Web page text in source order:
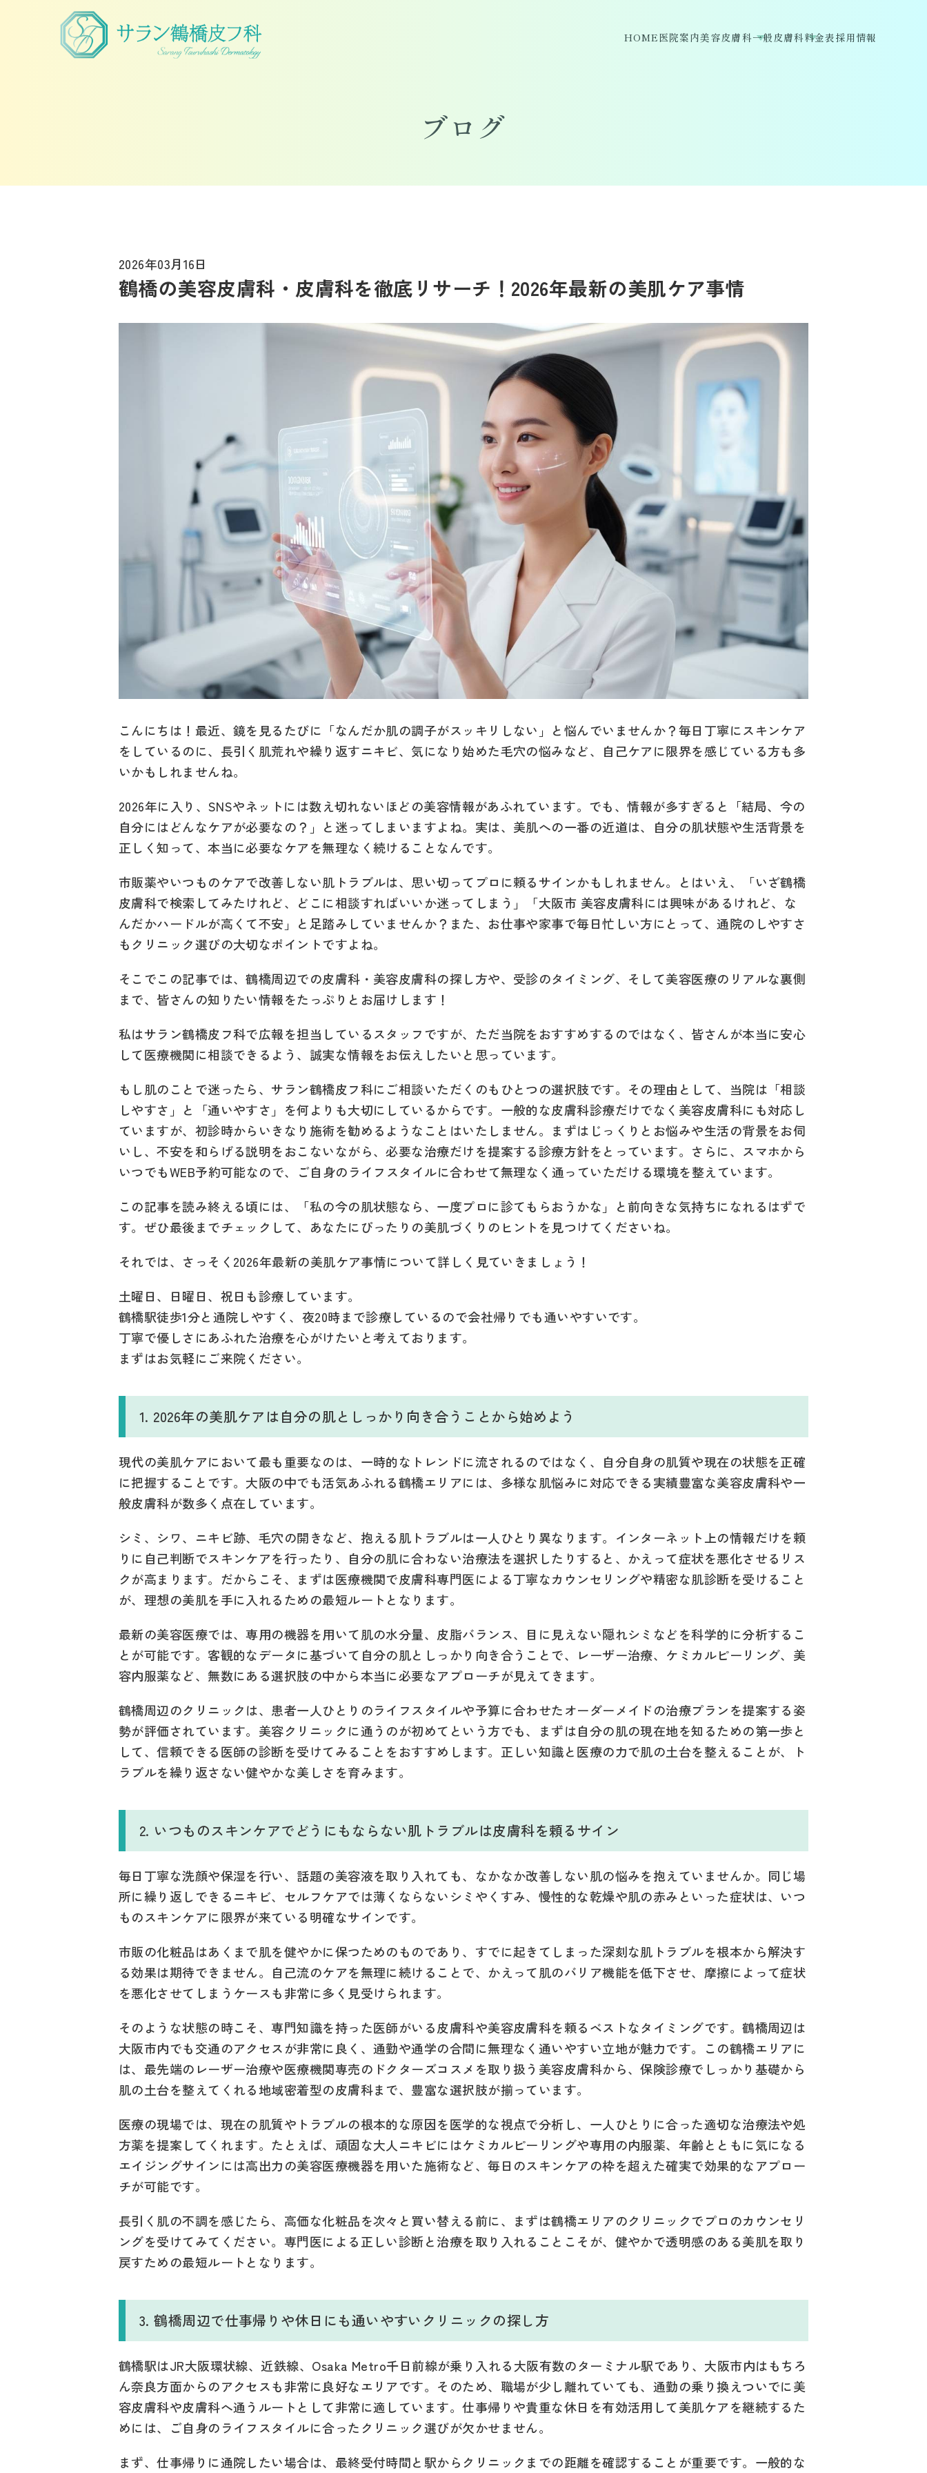
HOME医院案内美容皮膚科一般皮膚科料金表採用情報
ブログ
2026年03月16日
鶴橋の美容皮膚科・皮膚科を徹底リサーチ！2026年最新の美肌ケア事情
こんにちは！最近、鏡を見るたびに「なんだか肌の調子がスッキリしない」と悩んでいませんか？毎日丁寧にスキンケア
をしているのに、長引く肌荒れや繰り返すニキビ、気になり始めた毛穴の悩みなど、自己ケアに限界を感じている方も多
いかもしれませんね。
2026年に入り、SNSやネットには数え切れないほどの美容情報があふれています。でも、情報が多すぎると「結局、今の
自分にはどんなケアが必要なの？」と迷ってしまいますよね。実は、美肌への一番の近道は、自分の肌状態や生活背景を
正しく知って、本当に必要なケアを無理なく続けることなんです。
市販薬やいつものケアで改善しない肌トラブルは、思い切ってプロに頼るサインかもしれません。とはいえ、「いざ鶴橋
皮膚科で検索してみたけれど、どこに相談すればいいか迷ってしまう」「大阪市 美容皮膚科には興味があるけれど、な
んだかハードルが高くて不安」と足踏みしていませんか？また、お仕事や家事で毎日忙しい方にとって、通院のしやすさ
もクリニック選びの大切なポイントですよね。
そこでこの記事では、鶴橋周辺での皮膚科・美容皮膚科の探し方や、受診のタイミング、そして美容医療のリアルな裏側
まで、皆さんの知りたい情報をたっぷりとお届けします！
私はサラン鶴橋皮フ科で広報を担当しているスタッフですが、ただ当院をおすすめするのではなく、皆さんが本当に安心
して医療機関に相談できるよう、誠実な情報をお伝えしたいと思っています。
もし肌のことで迷ったら、サラン鶴橋皮フ科にご相談いただくのもひとつの選択肢です。その理由として、当院は「相談
しやすさ」と「通いやすさ」を何よりも大切にしているからです。一般的な皮膚科診療だけでなく美容皮膚科にも対応し
ていますが、初診時からいきなり施術を勧めるようなことはいたしません。まずはじっくりとお悩みや生活の背景をお伺
いし、不安を和らげる説明をおこないながら、必要な治療だけを提案する診療方針をとっています。さらに、スマホから
いつでもWEB予約可能なので、ご自身のライフスタイルに合わせて無理なく通っていただける環境を整えています。
この記事を読み終える頃には、「私の今の肌状態なら、一度プロに診てもらおうかな」と前向きな気持ちになれるはずで
す。ぜひ最後までチェックして、あなたにぴったりの美肌づくりのヒントを見つけてくださいね。
それでは、さっそく2026年最新の美肌ケア事情について詳しく見ていきましょう！
土曜日、日曜日、祝日も診療しています。
鶴橋駅徒歩1分と通院しやすく、夜20時まで診療しているので会社帰りでも通いやすいです。
丁寧で優しさにあふれた治療を心がけたいと考えております。
まずはお気軽にご来院ください。
1. 2026年の美肌ケアは自分の肌としっかり向き合うことから始めよう
現代の美肌ケアにおいて最も重要なのは、一時的なトレンドに流されるのではなく、自分自身の肌質や現在の状態を正確
に把握することです。大阪の中でも活気あふれる鶴橋エリアには、多様な肌悩みに対応できる実績豊富な美容皮膚科や一
般皮膚科が数多く点在しています。
シミ、シワ、ニキビ跡、毛穴の開きなど、抱える肌トラブルは一人ひとり異なります。インターネット上の情報だけを頼
りに自己判断でスキンケアを行ったり、自分の肌に合わない治療法を選択したりすると、かえって症状を悪化させるリス
クが高まります。だからこそ、まずは医療機関で皮膚科専門医による丁寧なカウンセリングや精密な肌診断を受けること
が、理想の美肌を手に入れるための最短ルートとなります。
最新の美容医療では、専用の機器を用いて肌の水分量、皮脂バランス、目に見えない隠れシミなどを科学的に分析するこ
とが可能です。客観的なデータに基づいて自分の肌としっかり向き合うことで、レーザー治療、ケミカルピーリング、美
容内服薬など、無数にある選択肢の中から本当に必要なアプローチが見えてきます。
鶴橋周辺のクリニックは、患者一人ひとりのライフスタイルや予算に合わせたオーダーメイドの治療プランを提案する姿
勢が評価されています。美容クリニックに通うのが初めてという方でも、まずは自分の肌の現在地を知るための第一歩と
して、信頼できる医師の診断を受けてみることをおすすめします。正しい知識と医療の力で肌の土台を整えることが、ト
ラブルを繰り返さない健やかな美しさを育みます。
2. いつものスキンケアでどうにもならない肌トラブルは皮膚科を頼るサイン
毎日丁寧な洗顔や保湿を行い、話題の美容液を取り入れても、なかなか改善しない肌の悩みを抱えていませんか。同じ場
所に繰り返しできるニキビ、セルフケアでは薄くならないシミやくすみ、慢性的な乾燥や肌の赤みといった症状は、いつ
ものスキンケアに限界が来ている明確なサインです。
市販の化粧品はあくまで肌を健やかに保つためのものであり、すでに起きてしまった深刻な肌トラブルを根本から解決す
る効果は期待できません。自己流のケアを無理に続けることで、かえって肌のバリア機能を低下させ、摩擦によって症状
を悪化させてしまうケースも非常に多く見受けられます。
そのような状態の時こそ、専門知識を持った医師がいる皮膚科や美容皮膚科を頼るベストなタイミングです。鶴橋周辺は
大阪市内でも交通のアクセスが非常に良く、通勤や通学の合間に無理なく通いやすい立地が魅力です。この鶴橋エリアに
は、最先端のレーザー治療や医療機関専売のドクターズコスメを取り扱う美容皮膚科から、保険診療でしっかり基礎から
肌の土台を整えてくれる地域密着型の皮膚科まで、豊富な選択肢が揃っています。
医療の現場では、現在の肌質やトラブルの根本的な原因を医学的な視点で分析し、一人ひとりに合った適切な治療法や処
方薬を提案してくれます。たとえば、頑固な大人ニキビにはケミカルピーリングや専用の内服薬、年齢とともに気になる
エイジングサインには高出力の美容医療機器を用いた施術など、毎日のスキンケアの枠を超えた確実で効果的なアプロー
チが可能です。
長引く肌の不調を感じたら、高価な化粧品を次々と買い替える前に、まずは鶴橋エリアのクリニックでプロのカウンセリ
ングを受けてみてください。専門医による正しい診断と治療を取り入れることこそが、健やかで透明感のある美肌を取り
戻すための最短ルートとなります。
3. 鶴橋周辺で仕事帰りや休日にも通いやすいクリニックの探し方
鶴橋駅はJR大阪環状線、近鉄線、Osaka Metro千日前線が乗り入れる大阪有数のターミナル駅であり、大阪市内はもちろ
ん奈良方面からのアクセスも非常に良好なエリアです。そのため、職場が少し離れていても、通勤の乗り換えついでに美
容皮膚科や皮膚科へ通うルートとして非常に適しています。仕事帰りや貴重な休日を有効活用して美肌ケアを継続するた
めには、ご自身のライフスタイルに合ったクリニック選びが欠かせません。
まず、仕事帰りに通院したい場合は、最終受付時間と駅からクリニックまでの距離を確認することが重要です。一般的な